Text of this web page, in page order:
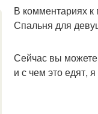
В комментариях к
Спальня для
Сейчас вы можете
и с чем это едят,